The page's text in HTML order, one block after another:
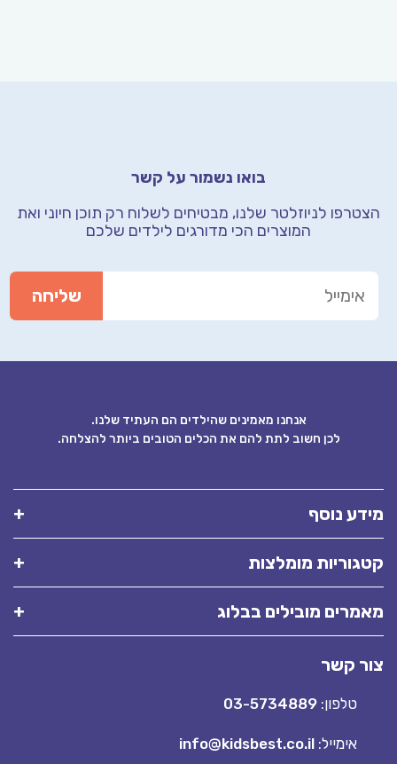
בואו נשמור על קשר
הצטרפו לניוזלטר שלנו, מבטיחים לשלוח רק תוכן חיוני ואת
המוצרים הכי מדורגים לילדים שלכם
אנחנו מאמינים שהילדים הם העתיד שלנו.
לכן חשוב לתת להם את הכלים הטובים ביותר להצלחה.
מידע נוסף
קטגוריות מומלצות
מאמרים מובילים בבלוג
צור קשר
טלפון: 03-5734889
אימייל: info@kidsbest.co.il